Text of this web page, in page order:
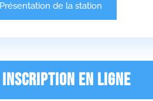
Présentation de la station
INSCRIPTION EN LIGNE